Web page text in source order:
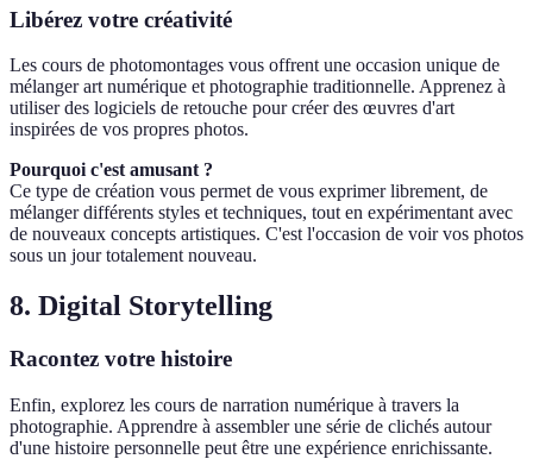
Libérez votre créativité
Les cours de photomontages vous offrent une occasion unique de
mélanger art numérique et photographie traditionnelle. Apprenez à
utiliser des logiciels de retouche pour créer des œuvres d'art
inspirées de vos propres photos.
Pourquoi c'est amusant ?
Ce type de création vous permet de vous exprimer librement, de
mélanger différents styles et techniques, tout en expérimentant avec
de nouveaux concepts artistiques. C'est l'occasion de voir vos photos
sous un jour totalement nouveau.
8. Digital Storytelling
Racontez votre histoire
Enfin, explorez les cours de narration numérique à travers la
photographie. Apprendre à assembler une série de clichés autour
d'une histoire personnelle peut être une expérience enrichissante.